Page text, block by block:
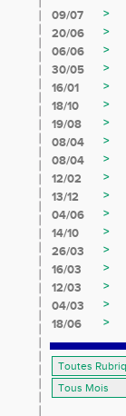
09/07 >
20/06
>
06/06
>
30/05
>
16/01
>
18/10
>
19/08
>
08/04
>
08/04
>
12/02
>
13/12
>
04/06
>
14/10
>
26/03
>
16/03
>
12/03
>
04/03
>
18/06
>